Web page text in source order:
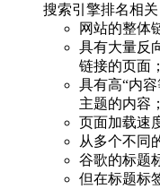
搜索引擎排名相关
网站的整体
具有大量反
链接的页面；
具有高“内
主题的内容；
页面加载速
从多个不同
谷歌的标题
但在标题标